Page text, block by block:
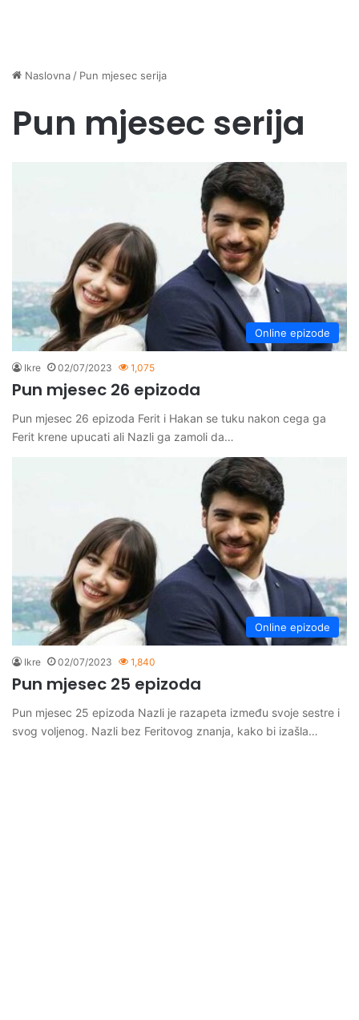
Naslovna / Pun mjesec serija
Pun mjesec serija
Online epizode
Ikre 02/07/2023 1,075
Pun mjesec 26 epizoda
Pun mjesec 26 epizoda Ferit i Hakan se tuku nakon cega ga
Ferit krene upucati ali Nazli ga zamoli da…
Online epizode
Ikre 02/07/2023 1,840
Pun mjesec 25 epizoda
Pun mjesec 25 epizoda Nazli je razapeta između svoje sestre i
svog voljenog. Nazli bez Feritovog znanja, kako bi izašla…